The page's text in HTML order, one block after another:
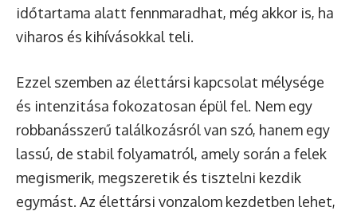
időtartama alatt fennmaradhat, még akkor is, ha
viharos és kihívásokkal teli.
Ezzel szemben az élettársi kapcsolat mélysége
és intenzitása fokozatosan épül fel. Nem egy
robbanásszerű találkozásról van szó, hanem egy
lassú, de stabil folyamatról, amely során a felek
megismerik, megszeretik és tisztelni kezdik
egymást. Az élettársi vonzalom kezdetben lehet,